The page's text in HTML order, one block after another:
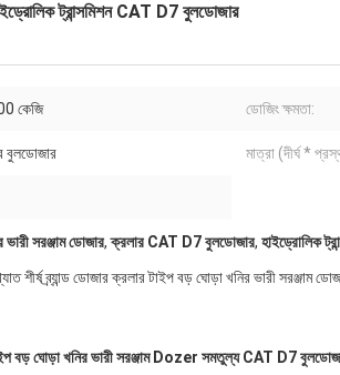
ট্রান্সমিশন CAT D7 বুলডোজার
কেজি ডোজিং ক্ষমতা:
বুলডোজার মাত্রা (দীর্ঘ *
ভারী সরঞ্জাম ডোজার,ক্রলার CAT D7 বুলডোজার, হাইড্রোলিক
শীর্ষ ব্র্যান্ড ডোজার ক্রলার টাইপ বড় ঘোড়া খনির ভারী সরঞ্জাম
বড় ঘোড়া খনির ভারী সরঞ্জাম Dozer সমতুল্য CAT D7